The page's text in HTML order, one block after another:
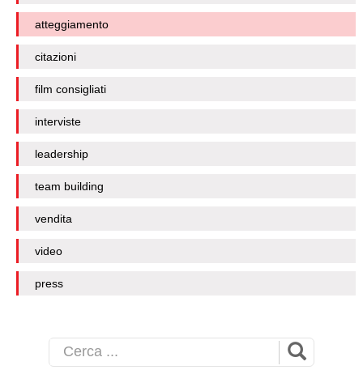
atteggiamento
citazioni
film consigliati
interviste
leadership
team building
vendita
video
press